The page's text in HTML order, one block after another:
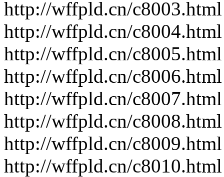
http://wffpld.cn/c8003.html
http://wffpld.cn/c8004.html
http://wffpld.cn/c8005.html
http://wffpld.cn/c8006.html
http://wffpld.cn/c8007.html
http://wffpld.cn/c8008.html
http://wffpld.cn/c8009.html
http://wffpld.cn/c8010.html